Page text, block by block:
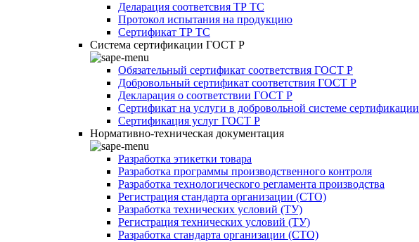
Деларация соответсвия ТР ТС
Протокол испытания на продукцию
Сертификат ТР ТС
Система сертификации ГОСТ Р
Обязательный сертификат соответствия ГОСТ Р
Добровольный сертификат соответствия ГОСТ Р
Декларация о соответствии ГОСТ Р
Сертификат на услуги в добровольной системе сертификации
Сертификация услуг ГОСТ Р
Нормативно-техническая документация
Разработка этикетки товара
Разработка программы производственного контроля
Разработка технологического регламента производства
Регистрация стандарта организации (СТО)
Разработка технических условий (ТУ)
Регистрация технических условий (ТУ)
Разработка стандарта организации (СТО)